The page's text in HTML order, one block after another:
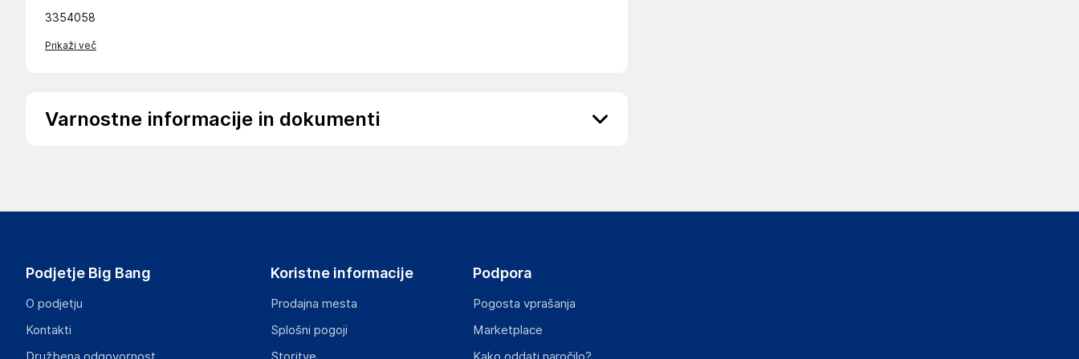
3354058
Prikaži več
Varnostne informacije in dokumenti
https://www.vidaxl.nl/
Gospodarski subjekt s sedežem v EU, ki zagotavlja skladnost izdelka z zahtevanimi predpisi.
Podjetje Big Bang
O podjetju
Kontakti
Koristne informacije
Prodajna mesta
Splošni pogoji
Podpora
Pogosta vprašanja
Marketplace